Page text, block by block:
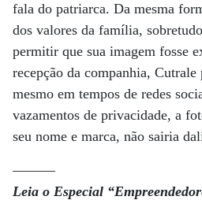
fala do patriarca. Da mesma
dos valores da família,
permitir que sua imagem fosse
recepção da companhia, Cutrale
mesmo em tempos de redes
vazamentos de privacidade, a
seu nome e marca, não sairia
———
Leia o Especial